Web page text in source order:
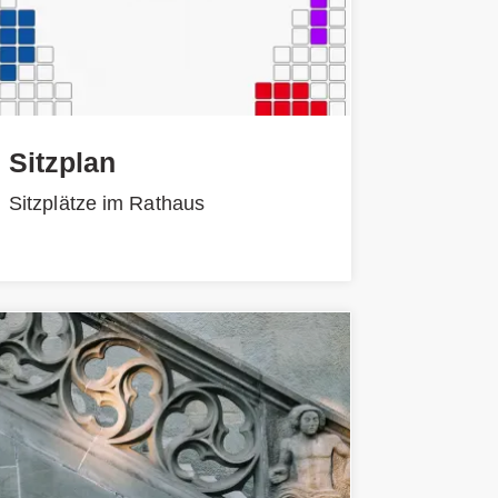
Sitzplan
Sitzplätze im Rathaus